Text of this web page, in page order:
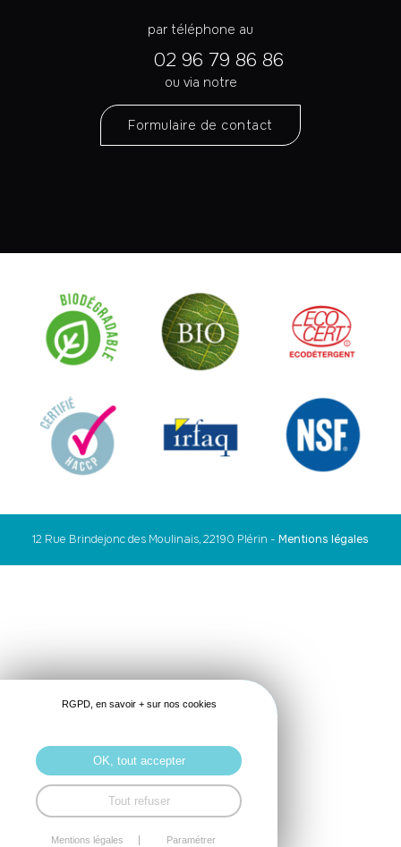
par téléphone au
02 96 79 86 86
ou via notre
Formulaire de contact
12 Rue Brindejonc des Moulinais, 22190 Plérin - Mentions légales
RGPD, en savoir + sur nos cookies
OK, tout accepter
Tout refuser
Mentions légales Paramétrer